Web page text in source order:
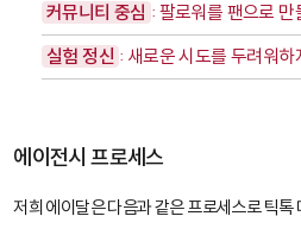
커뮤니티 중심 : 팔로워를 팬으로 만
실험 정신 : 새로운 시도를 두려워하
에이전시 프로세스
저희 에이달은 다음과 같은 프로세스로 틱톡